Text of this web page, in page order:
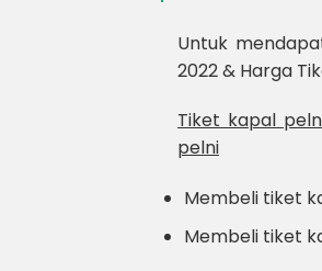
Untuk
2022 & Harga
Tiket kapal
pelni
Membeli tiket
Membeli tiket